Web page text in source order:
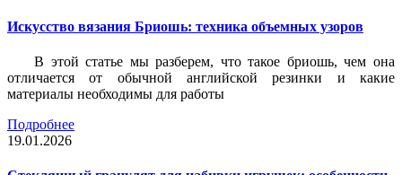
Искусство вязания Бриошь: техника объемных узоров
В этой статье мы разберем, что такое бриошь, чем она
отличается от обычной английской резинки и какие
материалы необходимы для работы
Подробнее
19.01.2026